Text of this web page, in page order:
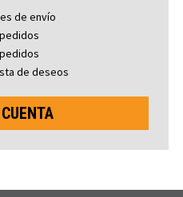
de envío
de deseos